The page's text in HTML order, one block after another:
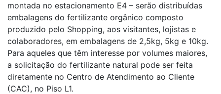
montada no estacionamento E4 – serão distribuídas
embalagens do fertilizante orgânico composto
produzido pelo Shopping, aos visitantes, lojistas e
colaboradores, em embalagens de 2,5kg, 5kg e 10kg.
Para aqueles que têm interesse por volumes maiores,
a solicitação do fertilizante natural pode ser feita
diretamente no Centro de Atendimento ao Cliente
(CAC), no Piso L1.